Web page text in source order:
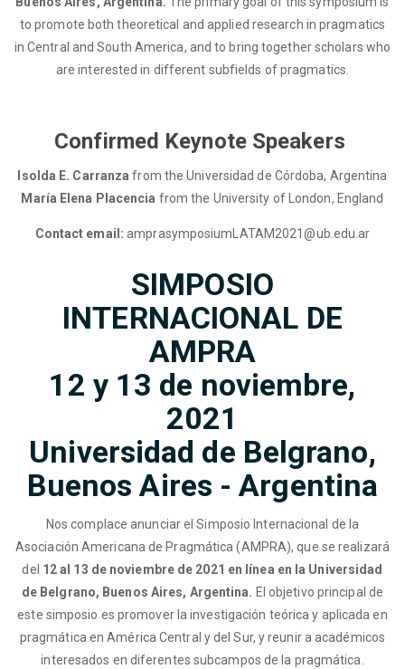
to promote both theoretical and applied research in pragmatics
in Central and South America, and to bring together scholars who
are interested in different subfields of pragmatics.
Confirmed Keynote Speakers
Isolda E. Carranza from the Universidad de Córdoba, Argentina
María Elena Placencia from the University of London, England
Contact email: amprasymposiumLATAM2021@ub.edu.ar
SIMPOSIO
INTERNACIONAL DE
AMPRA
12 y 13 de noviembre,
2021
Universidad de Belgrano,
Buenos Aires - Argentina
Nos complace anunciar el Simposio Internacional de la
Asociación Americana de Pragmática (AMPRA), que se realizará
del 12 al 13 de noviembre de 2021 en línea en la Universidad
de Belgrano, Buenos Aires, Argentina. El objetivo principal de
este simposio es promover la investigación teórica y aplicada en
pragmática en América Central y del Sur, y reunir a académicos
interesados en diferentes subcampos de la pragmática.